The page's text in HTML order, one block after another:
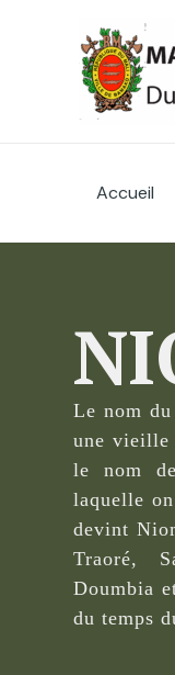
Accueil
Le nom
une vieille
le nom
laquelle
devint
Traoré,
Doumbia
du temps